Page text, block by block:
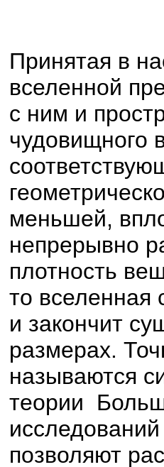
Принятая в
вселенной
с ним и
чудовищного
меньшей,
непрерывно
плотность
то вселенная
и закончит
размерах.
называются
теории
позволяют